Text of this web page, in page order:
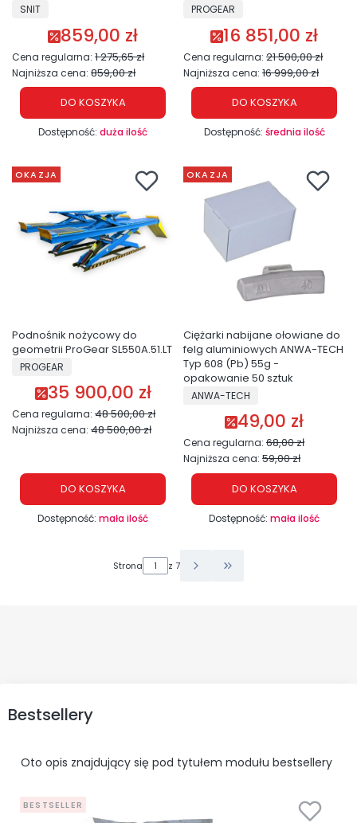
PRODUCENT
SNIT
Cena promocyjna
859,00 zł
Cena regularna: 1 275,65 zł
Najniższa cena: 859,00 zł
DO KOSZYKA
Dostępność: duża ilość
PRODUCENT
PROGEAR
Cena promocyjna
16 851,00 zł
Cena regularna: 21 500,00 zł
Najniższa cena: 16 999,00 zł
DO KOSZYKA
Dostępność: średnia ilość
OKAZJA
Podnośnik nożycowy do
geometrii ProGear SL550A.51.LT
PRODUCENT
PROGEAR
Cena promocyjna
35 900,00 zł
Cena regularna: 48 500,00 zł
Najniższa cena: 48 500,00 zł
DO KOSZYKA
Dostępność: mała ilość
OKAZJA
Ciężarki nabijane ołowiane do
felg aluminiowych ANWA-TECH
Typ 608 (Pb) 55g -
opakowanie 50 sztuk
PRODUCENT
ANWA-TECH
Cena promocyjna
49,00 zł
Cena regularna: 68,00 zł
Najniższa cena: 59,00 zł
DO KOSZYKA
Dostępność: mała ilość
Strona z 7 Przejdź do ostatniej
Bestsellery
Oto opis znajdujący się pod tytułem modułu bestsellery
BESTSELLER